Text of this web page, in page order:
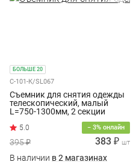
БОЛЬШЕ 20
С-101-К/SL067
Съемник для снятия одежды
телескопический, малый
L=750-1300мм, 2 секции
− 3% онлайн
395 ₽ 383 ₽ шт
В наличии в 2 магазинах